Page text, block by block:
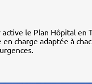
le Plan Hôpital en
charge adaptée à